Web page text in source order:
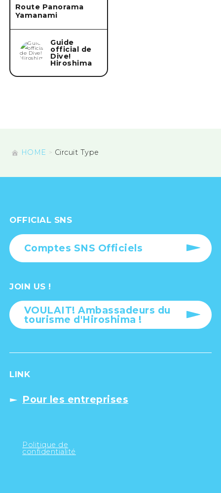
Route Panorama
Yamanami
Guide
official de
Dive!
Hiroshima
HOME Circuit Type
OFFICIAL SNS
Comptes SNS Officiels
JOIN US !
VOULAIT! Ambassadeurs du
tourisme d'Hiroshima !
LINK
Pour les entreprises
Politique de
confidentialité